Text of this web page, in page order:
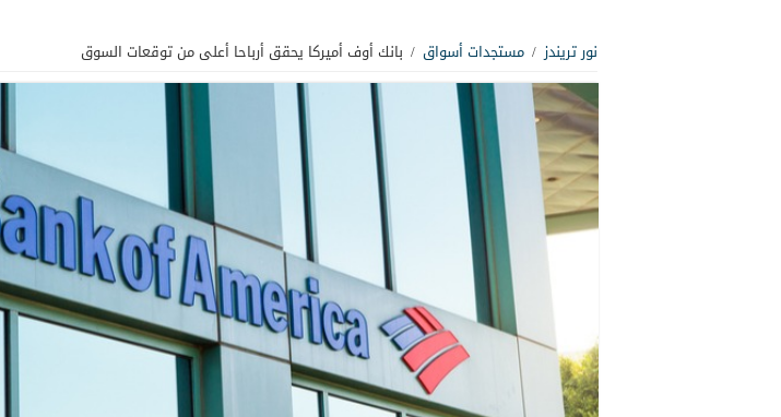
نور تريندز / مستجدات أسواق / بانك أوف أميركا يحقق أرباحا أعلى من توقعات السوق